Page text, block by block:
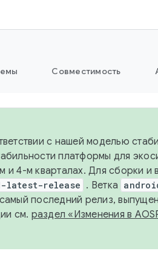
Совместимость
с нашей моделью
платформы для
и 4-м кварталах. Для сборки и
latest-release . Ветка
последний релиз,
см. раздел «Изменения в